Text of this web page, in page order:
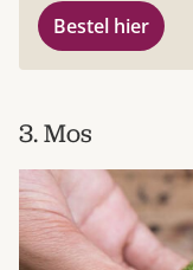
Bestel hier
3. Mos